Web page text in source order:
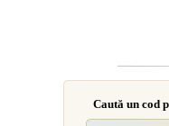
Caută un cod